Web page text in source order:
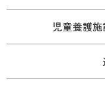
児童養護